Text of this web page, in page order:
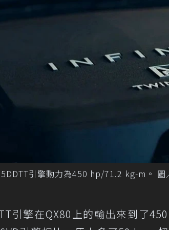
引擎動力為450 hp/71.2 kg-m。
引擎在QX80上的輸出來到了